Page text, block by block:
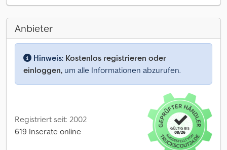
Anbieter
Hinweis: Kostenlos registrieren oder
einloggen, um alle Informationen abzurufen.
Registriert seit: 2002
619 Inserate online